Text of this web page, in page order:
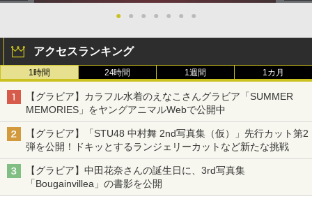
● ● ● ● ● ● ●
アクセスランキング
1時間 24時間 1週間 1カ月
【グラビア】カラフル水着のえなこさんグラビア「SUMMER
MEMORIES」をヤングアニマルWebで公開中
【グラビア】「STU48 中村舞 2nd写真集（仮）」先行カット第2
弾を公開！ドキッとするランジェリーカットなど新たな挑戦
【グラビア】中田花奈さんの誕生日に、3rd写真集
「Bougainvillea」の書影を公開